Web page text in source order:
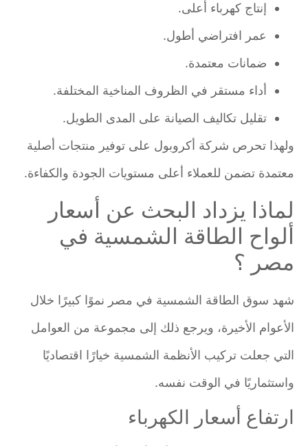
إنتاج كهرباء أعلى.
عمر افتراضي أطول.
ضمانات معتمدة.
أداء مستقر في الظروف المناخية المختلفة.
تقليل تكاليف الصيانة على المدى الطويل.
ولهذا تحرص شركة أكروبول على توفير منتجات أصلية
معتمدة تضمن للعملاء أعلى مستويات الجودة والكفاءة.
لماذا يزداد البحث عن أسعار
ألواح الطاقة الشمسية في
مصر ؟
شهد سوق الطاقة الشمسية في مصر نموًا كبيرًا خلال
الأعوام الأخيرة، ويرجع ذلك إلى مجموعة من العوامل
التي جعلت تركيب الأنظمة الشمسية خيارًا اقتصاديًا
واستثماريًا في الوقت نفسه.
ارتفاع أسعار الكهرباء